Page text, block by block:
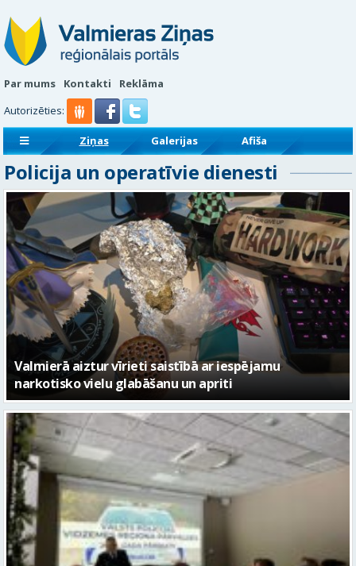
Par mums Kontakti
Reklāma
Autorizēties:
Ziņas Galerijas
Afiša
Sludinājumi
Reklāmraksti
Policija un operatīvie dienesti
Valmierā aiztur vīrieti saistībā ar iespējamu
narkotisko vielu glabāšanu un apriti